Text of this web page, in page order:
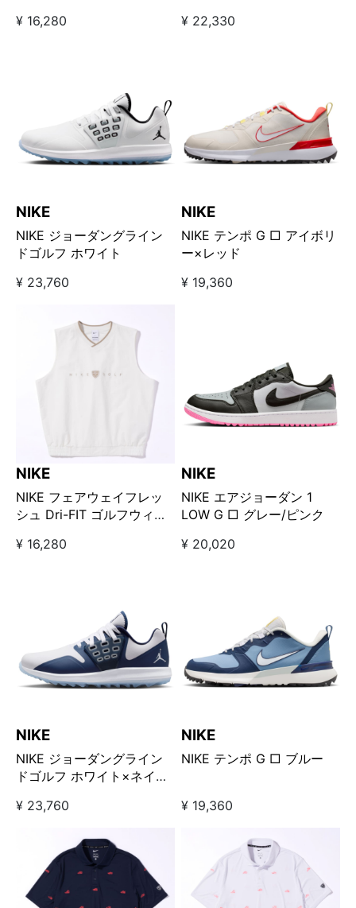
¥ 16,280 ¥ 22,330
NIKE
NIKE ジョーダングライン
ドゴルフ ホワイト
¥ 23,760
NIKE
NIKE テンポ G □ アイボリ
ー×レッド
¥ 19,360
NIKE
NIKE フェアウェイフレッ
シュ Dri-FIT ゴルフウィン
¥ 16,280
NIKE
NIKE エアジョーダン 1
LOW G □ グレー/ピンク
¥ 20,020
NIKE
NIKE ジョーダングライン
ドゴルフ ホワイト×ネイビ
¥ 23,760
NIKE
NIKE テンポ G □ ブルー
¥ 19,360